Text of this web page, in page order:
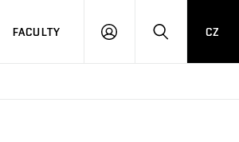
FACULTY
LOGIN SEARCH
CZ